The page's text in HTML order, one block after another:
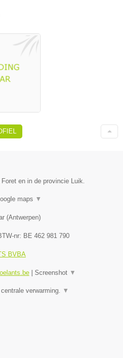
en in de provincie Luik.
maps ▼
(Antwerpen)
nr: BE 462 981 790
BVBA
Screenshot ▼
verwarming. ▼